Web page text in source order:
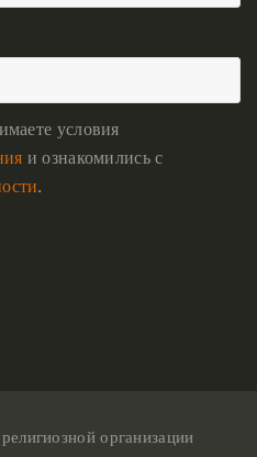
условия
и ознакомились с
.
организации